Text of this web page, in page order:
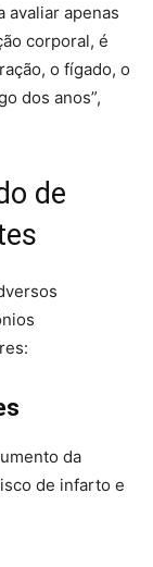
avaliar apenas
corporal, é
o fígado, o
dos anos”,
de
da
de infarto e